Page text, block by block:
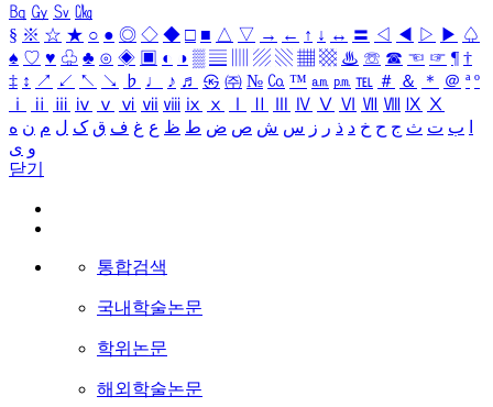
㏃ ㏉ ㏜ ㏆
§ ※ ☆ ★ ○ ● ◎ ◇ ◆ □ ■ △ ▽ → ← ↑ ↓ ↔ 〓 ◁ ◀ ▷ ▶ ♤
♠ ♡ ♥ ♧ ♣ ⊙ ◈ ▣ ◐ ◑ ▒ ▤ ▨ ▧ ▦ ▩ ♨ ☏ ☎ ☜ ☞ ¶ †
‡ ↕ ↗ ↙ ↖ ↘ ♭ ♩ ♪ ♬ ㉿ ㈜ № ㏇ ™ ㏂ ㏘ ℡ ＃ ＆ ＊ ＠ ª º
ⅰ
ⅱ ⅲ ⅳ ⅴ ⅵ ⅶ ⅷ ⅸ ⅹ Ⅳ Ⅴ Ⅵ Ⅶ Ⅷ Ⅸ Ⅹ
ب ت ث ج ح خ د ذ ر ز س ش ص ض ط ظ ع غ ف ق ک ل م ن ه
و ی
닫기
통합검색
국내학술논문
학위논문
해외학술논문